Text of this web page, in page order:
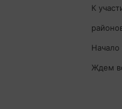
К
Начало
Ждем